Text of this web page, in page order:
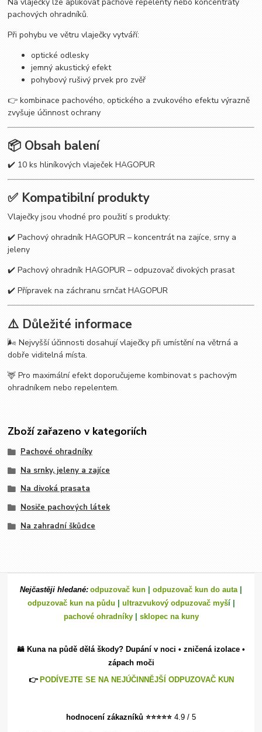
pachových ohradníků.
Při pohybu ve větru vlaječky vytváří:
optické odlesky
jemný akustický efekt
pohybový rušivý prvek pro zvěř
👉 kombinace pachového, optického a zvukového efektu výrazně
zvyšuje účinnost ochrany
📦 Obsah balení
✔️ 10 ks hliníkových vlaječek HAGOPUR
✅ Kompatibilní produkty
Vlaječky jsou vhodné pro použití s produkty:
✔️ Pachový ohradník HAGOPUR – koncentrát na zajíce, srny a
jeleny
✔️ Pachový ohradník HAGOPUR – odpuzovač divokých prasat
✔️ Přípravek na záchranu srnčat HAGOPUR
⚠️ Důležité informace
🌬️ Nejvyšší účinnosti dosahují vlaječky při umístění na větrná a
dobře viditelná místa.
🦌 Pro maximální efekt doporučujeme kombinovat s pachovým
ohradníkem nebo repelentem.
Zboží zařazeno v kategoriích
Pachové ohradníky
Na srnky, jeleny a zajíce
Na divoká prasata
Nosiče pachových látek
Na zahradní škůdce
Nejčastěji hledané: odpuzovač kun odpuzovač kun do auta
odpuzovač kun na půdu
ultrazvukový odpuzovač myší |
pachové ohradníky| sklopec na kuny
🦝 Kuna na půdě dělá škody? Dupání v noci • zničená izolace •
zápach moči
👉 PODÍVEJTE SE NA NEJÚČINNĚJŠÍ ODPUZOVAČ KUN
hodnocení zákazníků ⭐⭐⭐⭐⭐ 4.9 / 5